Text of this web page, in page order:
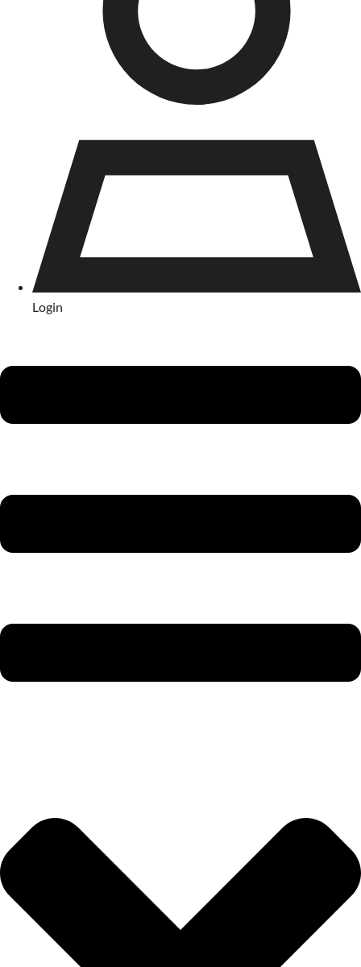
Login